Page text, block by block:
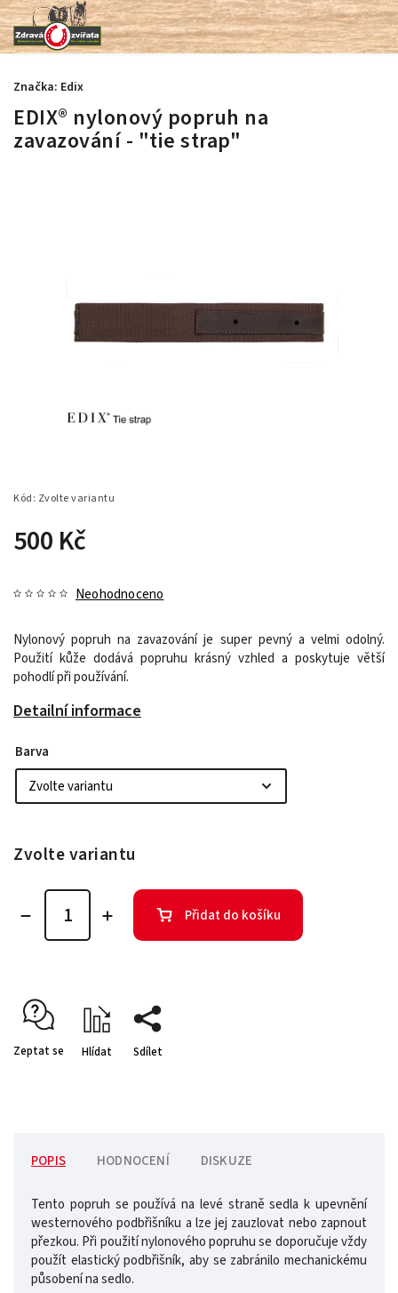
EDIX® nylonový popruh na
zavazování - "tie strap"
Kód: Zvolte variantu
500 Kč
Neohodnoceno
Nylonový popruh na zavazování je super pevný a velmi odolný.
Použití kůže dodává popruhu krásný vzhled a poskytuje větší
pohodlí při používání.
Detailní informace
Značka: Edix
Barva
Zvolte variantu
Přidat do košíku
Zeptat se Hlídat Sdílet
POPIS HODNOCENÍ DISKUZE
Tento popruh se používá na levé straně sedla k upevnění
westernového podbřišníku a lze jej zauzlovat nebo zapnout
přezkou. Při použití nylonového popruhu se doporučuje vždy
použít elastický podbřišník, aby se zabránilo mechanickému
působení na sedlo.